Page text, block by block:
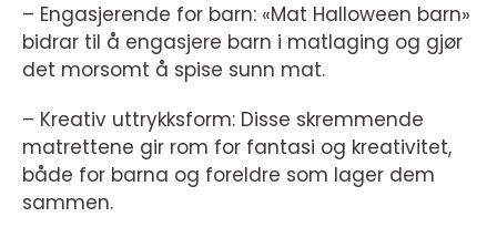
– Engasjerende for barn: «Mat Halloween barn»
bidrar til å engasjere barn i matlaging og gjør
det morsomt å spise sunn mat.
– Kreativ uttrykksform: Disse skremmende
matrettene gir rom for fantasi og kreativitet,
både for barna og foreldre som lager dem
sammen.